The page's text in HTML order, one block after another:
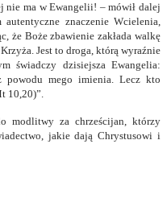
nie ma w Ewangelii! – mówił dalej
znaczenie Wcielenia,
że Boże zbawienie zakłada walkę
Jest to droga, którą wyraźnie
świadczy dzisiejsza Ewangelia:
powodu mego imienia. Lecz kto
10,20)”.
modlitwy za chrześcijan, którzy
jakie dają Chrystusowi i